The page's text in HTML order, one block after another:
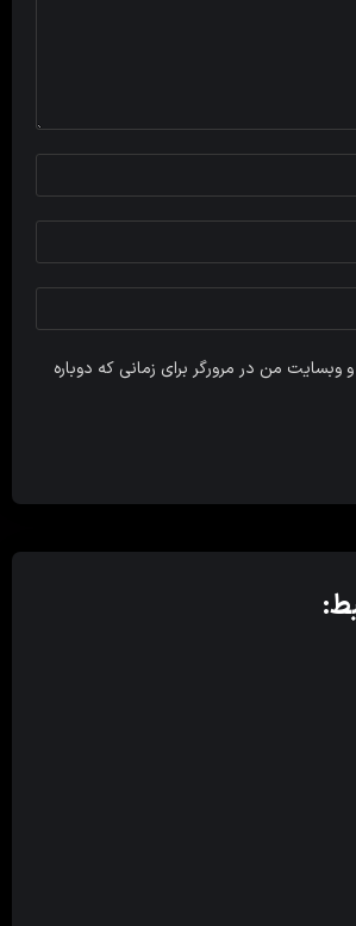
وبسایت من در مرورگر برای زمانی که دوباره